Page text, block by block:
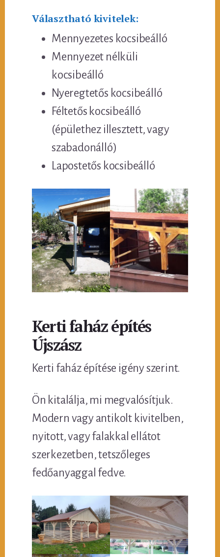
Választható kivitelek:
Mennyezetes kocsibeálló
Mennyezet nélküli
kocsibeálló
Nyeregtetős kocsibeálló
Féltetős kocsibeálló
(épülethez illesztett, vagy
szabadonálló)
Lapostetős kocsibeálló
Kerti faház építés
Újszász
Kerti faház építése igény szerint.
Ön kitalálja, mi megvalósítjuk.
Modern vagy antikolt kivitelben,
nyitott, vagy falakkal ellátot
szerkezetben, tetszőleges
fedőanyaggal fedve.